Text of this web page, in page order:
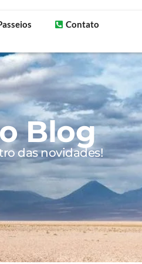
Contato
Blog
das novidades!